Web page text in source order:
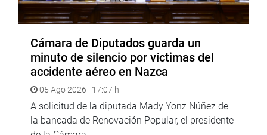
Cámara de Diputados guarda un
minuto de silencio por víctimas del
accidente aéreo en Nazca
05 Ago 2026 | 17:07 h
A solicitud de la diputada Mady Yonz Núñez de
la bancada de Renovación Popular, el presidente